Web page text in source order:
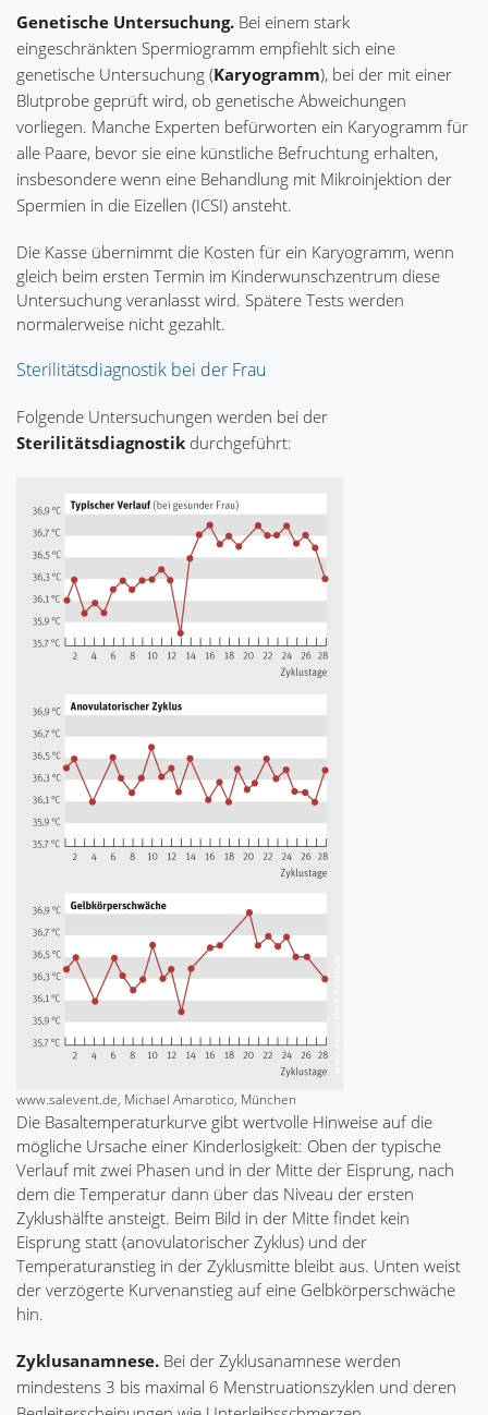
Genetische Untersuchung. Bei einem stark
eingeschränkten Spermiogramm empfiehlt sich eine
genetische Untersuchung (Karyogramm), bei der mit einer
Blutprobe geprüft wird, ob genetische Abweichungen
vorliegen. Manche Experten befürworten ein Karyogramm für
alle Paare, bevor sie eine künstliche Befruchtung erhalten,
insbesondere wenn eine Behandlung mit Mikroinjektion der
Spermien in die Eizellen (ICSI) ansteht.
Die Kasse übernimmt die Kosten für ein Karyogramm, wenn
gleich beim ersten Termin im Kinderwunschzentrum diese
Untersuchung veranlasst wird. Spätere Tests werden
normalerweise nicht gezahlt.
Sterilitätsdiagnostik bei der Frau
Folgende Untersuchungen werden bei der
Sterilitätsdiagnostik durchgeführt:
www.salevent.de, Michael Amarotico, München
Die Basaltemperaturkurve gibt wertvolle Hinweise auf die
mögliche Ursache einer Kinderlosigkeit: Oben der typische
Verlauf mit zwei Phasen und in der Mitte der Eisprung, nach
dem die Temperatur dann über das Niveau der ersten
Zyklushälfte ansteigt. Beim Bild in der Mitte findet kein
Eisprung statt (anovulatorischer Zyklus) und der
Temperaturanstieg in der Zyklusmitte bleibt aus. Unten weist
der verzögerte Kurvenanstieg auf eine Gelbkörperschwäche
hin.
Zyklusanamnese. Bei der Zyklusanamnese werden
mindestens 3 bis maximal 6 Menstruationszyklen und deren